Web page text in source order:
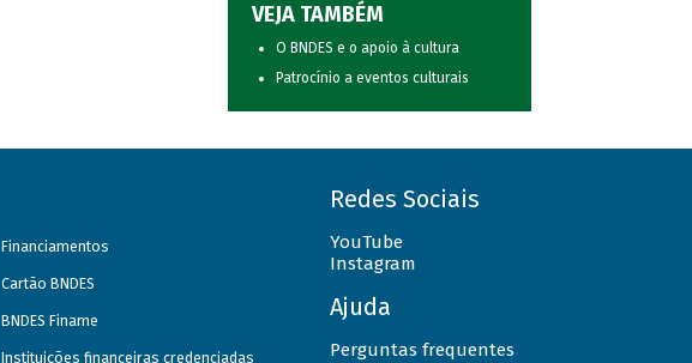
VEJA TAMBÉM
O BNDES e o apoio à cultura
Patrocínio a eventos culturais
Financiamentos
Cartão BNDES
BNDES Finame
Instituições financeiras credenciadas
Redes Sociais
YouTube
Instagram
Ajuda
Perguntas frequentes